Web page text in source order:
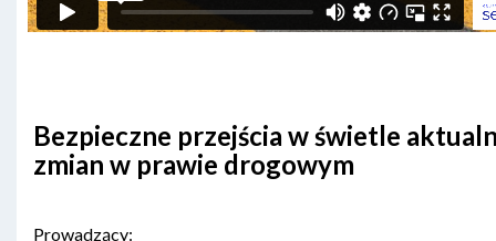
Bezpieczne przejścia w świetle
zmian w prawie drogowym
Prowadzący: